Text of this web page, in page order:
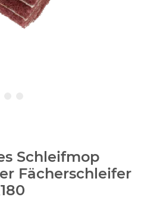
Schleifmop
Fächerschleifer